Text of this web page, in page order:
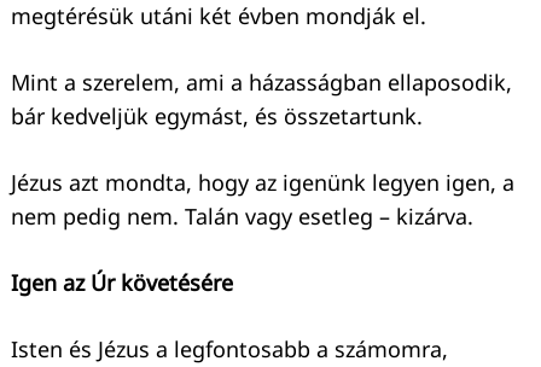
megtérésük utáni két évben mondják el.
Mint a szerelem, ami a házasságban ellaposodik,
bár kedveljük egymást, és összetartunk.
Jézus azt mondta, hogy az igenünk legyen igen, a
nem pedig nem. Talán vagy esetleg – kizárva.
Igen az Úr követésére
Isten és Jézus a legfontosabb a számomra,